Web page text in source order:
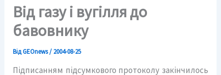
Від газу і вугілля до
бавовнику
ВідGEOnews/ 2004-08-25
Підписанням підсумкового протоколу закінчилось